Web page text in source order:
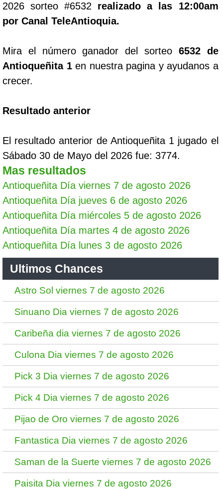
2026 sorteo #6532 realizado a las 12:00am
por Canal TeleAntioquia.
Mira el número ganador del sorteo 6532 de
Antioqueñita 1en nuestra pagina y ayudanos a
crecer.
Resultado anterior
El resultado anterior de Antioqueñita 1 jugado el
Sábado 30 de Mayo del 2026 fue: 3774.
Mas resultados
Antioqueñita Día viernes 7 de agosto 2026
Antioqueñita Día jueves 6 de agosto 2026
Antioqueñita Día miércoles 5 de agosto 2026
Antioqueñita Día martes 4 de agosto 2026
Antioqueñita Día lunes 3 de agosto 2026
Ultimos Chances
Astro Sol viernes 7 de agosto 2026
Sinuano Dia viernes 7 de agosto 2026
Caribeña dia viernes 7 de agosto 2026
Culona Dia viernes 7 de agosto 2026
Pick 3 Dia viernes 7 de agosto 2026
Pick 4 Dia viernes 7 de agosto 2026
Pijao de Oro viernes 7 de agosto 2026
Fantastica Dia viernes 7 de agosto 2026
Saman de la Suerte viernes 7 de agosto 2026
Paisita Dia viernes 7 de agosto 2026